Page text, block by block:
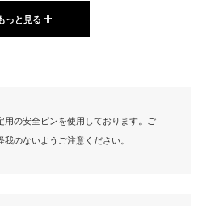
っと見る
の安全ピンを使用しております。ご
のないようご注意ください。